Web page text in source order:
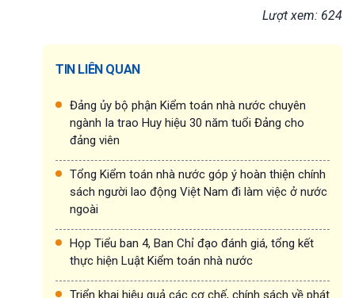
Lượt xem: 624
TIN LIÊN QUAN
Đảng ủy bộ phận Kiểm toán nhà nước chuyên
ngành Ia trao Huy hiệu 30 năm tuổi Đảng cho
đảng viên
Tổng Kiểm toán nhà nước góp ý hoàn thiện chính
sách người lao động Việt Nam đi làm việc ở nước
ngoài
Họp Tiểu ban 4, Ban Chỉ đạo đánh giá, tổng kết
thực hiện Luật Kiểm toán nhà nước
Triển khai hiệu quả các cơ chế, chính sách về phát